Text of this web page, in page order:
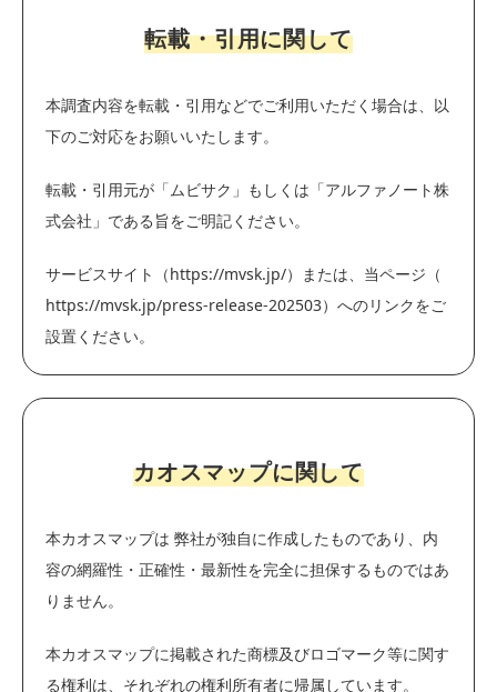
転載・引用に関して
本調査内容を転載・引用などでご利用いただく場合は、以
下のご対応をお願いいたします。
転載・引用元が「ムビサク」もしくは「アルファノート株
式会社」である旨をご明記ください。
サービスサイト（https://mvsk.jp/）または、当ページ（
https://mvsk.jp/press-release-202503）へのリンクをご
設置ください。
カオスマップに関して
本カオスマップは 弊社が独自に作成したものであり、内
容の網羅性・正確性・最新性を完全に担保するものではあ
りません。
本カオスマップに掲載された商標及びロゴマーク等に関す
る権利は、それぞれの権利所有者に帰属しています。